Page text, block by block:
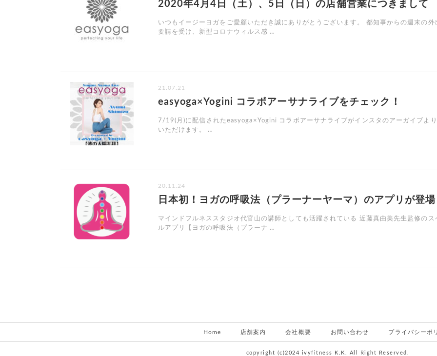
2020年4月4日（土）、5日（日）の店舗営業につきまして
いつもイージーヨガをご愛顧いただき誠にありがとうございます。 都知事からの週末の外
要請を受け、新型コロナウィルス感 …
21.07.21
easyoga×Yogini コラボアーサナライブをチェック！
7/19(月)に配信されたeasyoga×Yogini コラボアーサナライブがインスタのアーガイブよ
いただけます。 …
20.11.24
日本初！ヨガの呼吸法（プラーナーヤーマ）のアプリが登場
マインドフルネススタジオ代官山の講師としても活躍されている 近藤真由美先生監修のス
ルアプリ【ヨガの呼吸法（プラーナ …
Home 店舗案内 会社概要 お問い合わせ プライバシーポ
copyright (c)2024 ivyfitness K.K. All Right Reserved.